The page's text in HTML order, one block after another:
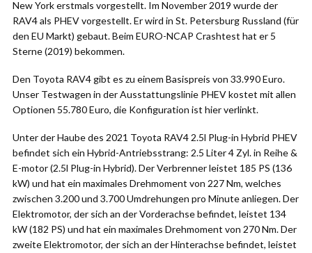
New York erstmals vorgestellt. Im November 2019 wurde der
RAV4 als PHEV vorgestellt. Er wird in St. Petersburg Russland (für
den EU Markt) gebaut. Beim EURO-NCAP Crashtest hat er 5
Sterne (2019) bekommen.
Den Toyota RAV4 gibt es zu einem Basispreis von 33.990 Euro.
Unser Testwagen in der Ausstattungslinie PHEV kostet mit allen
Optionen 55.780 Euro, die Konfiguration ist hier verlinkt.
Unter der Haube des 2021 Toyota RAV4 2.5l Plug-in Hybrid PHEV
befindet sich ein Hybrid-Antriebsstrang: 2.5 Liter 4 Zyl. in Reihe &
E-motor (2.5l Plug-in Hybrid). Der Verbrenner leistet 185 PS (136
kW) und hat ein maximales Drehmoment von 227 Nm, welches
zwischen 3.200 und 3.700 Umdrehungen pro Minute anliegen. Der
Elektromotor, der sich an der Vorderachse befindet, leistet 134
kW (182 PS) und hat ein maximales Drehmoment von 270 Nm. Der
zweite Elektromotor, der sich an der Hinterachse befindet, leistet